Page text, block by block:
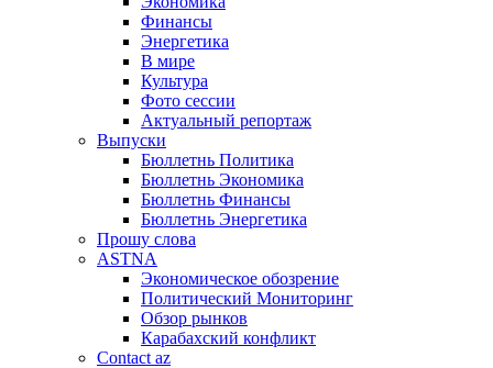
Финансы
Энергетика
В мире
Культура
Фото сессии
Актуальный репортаж
Выпуски
Бюллетнь Политика
Бюллетнь Экономика
Бюллетнь Финансы
Бюллетнь Энергетика
Прошу слова
ASTNA
Экономическое обозрение
Политический Мониторинг
Обзор рынков
Карабахский конфликт
Contact az